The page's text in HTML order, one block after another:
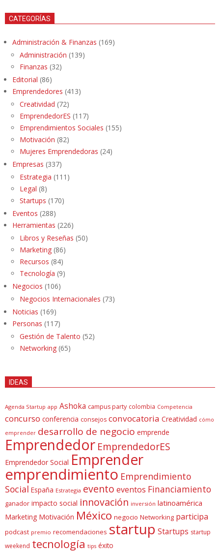
CATEGORÍAS
Administración & Finanzas (169)
Administración (139)
Finanzas (32)
Editorial (86)
Emprendedores (413)
Creatividad (72)
EmprendedorES (117)
Emprendimientos Sociales (155)
Motivación (82)
Mujeres Emprendedoras (24)
Empresas (337)
Estrategia (111)
Legal (8)
Startups (170)
Eventos (288)
Herramientas (226)
Libros y Reseñas (50)
Marketing (86)
Recursos (84)
Tecnología (9)
Negocios (106)
Negocios Internacionales (73)
Noticias (169)
Personas (117)
Gestión de Talento (52)
Networking (65)
IDEAS
Agenda Startup app Ashoka campus party colombia Competencia
concurso conferencia consejos convocatoria Creatividad cómo
emprender desarrollo de negocio emprende
Emprendedor EmprendedorES
Emprendedor Social Emprender
emprendimiento Emprendimiento
Social España Estrategia evento eventos Financiamiento
ganador impacto social innovación inversión latinoamérica
Marketing Motivación México negocio Networking participa
podcast premio recomendaciones startup Startups startup
weekend tecnología tips éxito